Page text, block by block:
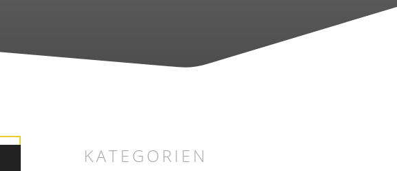
KATEGORIEN